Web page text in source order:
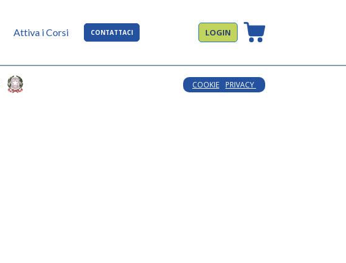
Attiva i Corsi CONTATTACI LOGIN
COOKIE PRIVACY